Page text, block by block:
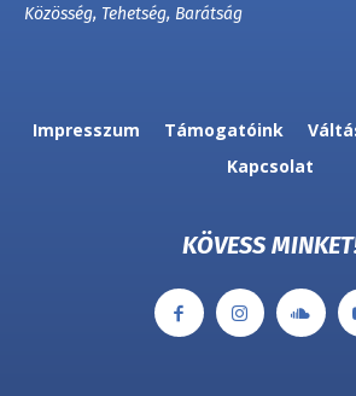
Közösség, Tehetség, Barátság
Impresszum Támogatóink
Kapcsolat
KÖVESS